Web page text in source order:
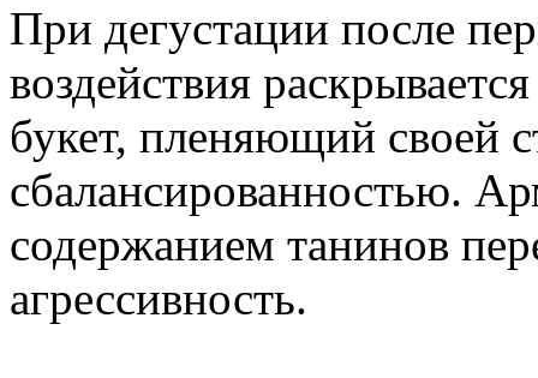
При дегустации после
воздействия
букет, пленяющий своей
сбалансированностью.
содержанием танинов
агрессивность.